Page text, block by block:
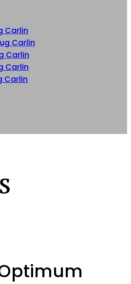
Carlin
Carlin
Carlin
Carlin
Carlin